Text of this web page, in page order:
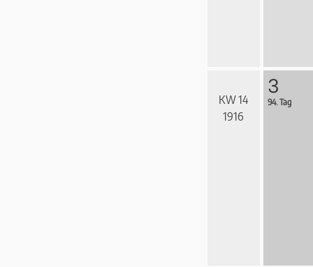
KW 14
1916
3
94. Tag